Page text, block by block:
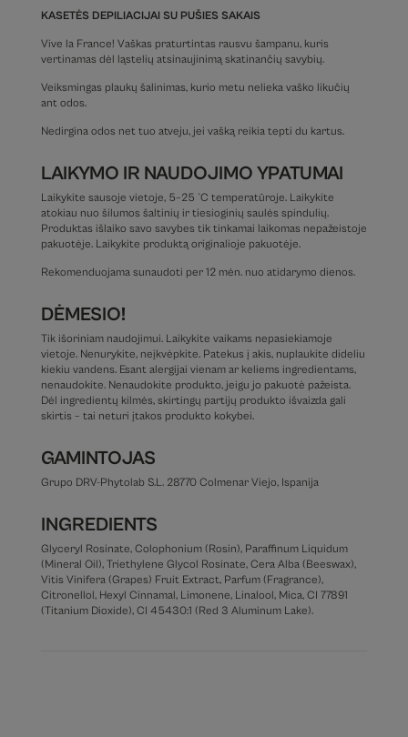
KASETĖS DEPILIACIJAI SU PUŠIES SAKAIS
Vive la France! Vaškas praturtintas rausvu šampanu, kuris
vertinamas dėl ląstelių atsinaujinimą skatinančių savybių.
Veiksmingas plaukų šalinimas, kurio metu nelieka vaško likučių
ant odos.
Nedirgina odos net tuo atveju, jei vašką reikia tepti du kartus.
LAIKYMO IR NAUDOJIMO YPATUMAI
Laikykite sausoje vietoje, 5–25 °C temperatūroje. Laikykite
atokiau nuo šilumos šaltinių ir tiesioginių saulės spindulių.
Produktas išlaiko savo savybes tik tinkamai laikomas nepažeistoje
pakuotėje. Laikykite produktą originalioje pakuotėje.
Rekomenduojama sunaudoti per 12 mėn. nuo atidarymo dienos.
DĖMESIO!
Tik išoriniam naudojimui. Laikykite vaikams nepasiekiamoje
vietoje. Nenurykite, neįkvėpkite. Patekus į akis, nuplaukite dideliu
kiekiu vandens. Esant alergijai vienam ar keliems ingredientams,
nenaudokite. Nenaudokite produkto, jeigu jo pakuotė pažeista.
Dėl ingredientų kilmės, skirtingų partijų produkto išvaizda gali
skirtis – tai neturi įtakos produkto kokybei.
GAMINTOJAS
Grupo DRV-Phytolab S.L. 28770 Colmenar Viejo, Ispanija
INGREDIENTS
Glyceryl Rosinate, Colophonium (Rosin), Paraffinum Liquidum
(Mineral Oil), Triethylene Glycol Rosinate, Cera Alba (Beeswax),
Vitis Vinifera (Grapes) Fruit Extract, Parfum (Fragrance),
Citronellol, Hexyl Cinnamal, Limonene, Linalool, Mica, CI 77891
(Titanium Dioxide), CI 45430:1 (Red 3 Aluminum Lake).